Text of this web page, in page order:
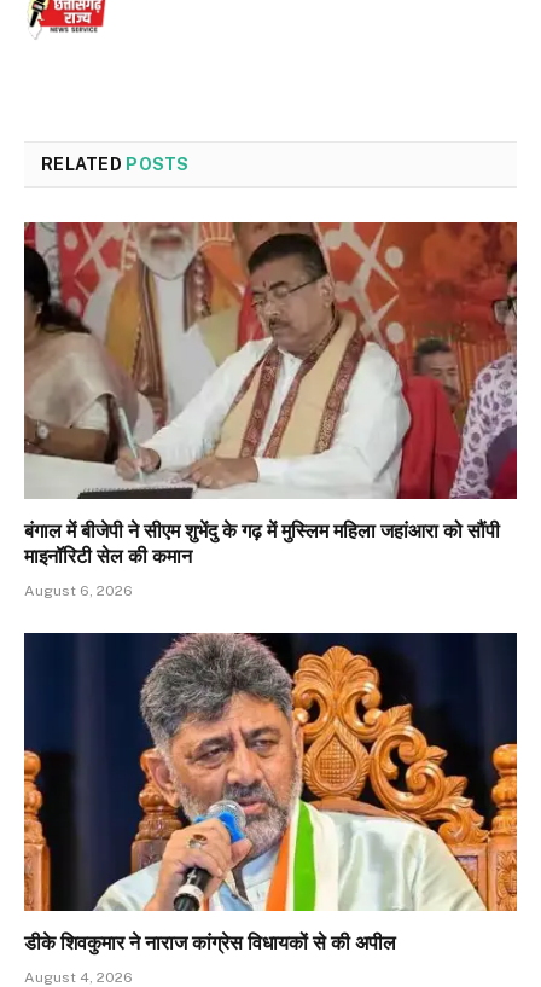
RELATED POSTS
बंगाल में बीजेपी ने सीएम शुभेंदु के गढ़ में मुस्लिम महिला जहांआरा को सौंपी
माइनॉरिटी सेल की कमान
August 6, 2026
डीके शिवकुमार ने नाराज कांग्रेस विधायकों से की अपील
August 4, 2026